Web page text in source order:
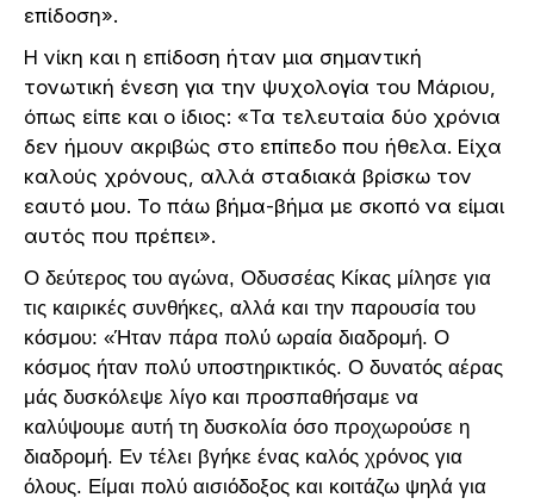
επίδοση».
Η νίκη και η επίδοση ήταν μια σημαντική
τονωτική ένεση για την ψυχολογία του Μάριου,
όπως είπε και ο ίδιος: «Τα τελευταία δύο χρόνια
δεν ήμουν ακριβώς στο επίπεδο που ήθελα. Είχα
καλούς χρόνους, αλλά σταδιακά βρίσκω τον
εαυτό μου. Το πάω βήμα-βήμα με σκοπό να είμαι
αυτός που πρέπει».
Ο δεύτερος του αγώνα, Οδυσσέας Κίκας μίλησε για
τις καιρικές συνθήκες, αλλά και την παρουσία του
κόσμου: «Ήταν πάρα πολύ ωραία διαδρομή. Ο
κόσμος ήταν πολύ υποστηρικτικός. Ο δυνατός αέρας
μάς δυσκόλεψε λίγο και προσπαθήσαμε να
καλύψουμε αυτή τη δυσκολία όσο προχωρούσε η
διαδρομή. Εν τέλει βγήκε ένας καλός χρόνος για
όλους. Είμαι πολύ αισιόδοξος και κοιτάζω ψηλά για